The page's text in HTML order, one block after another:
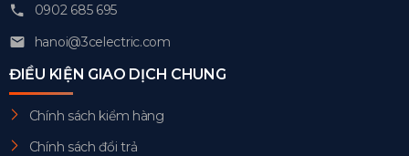
0902 685 695
hanoi@3celectric.com
ĐIỀU KIỆN GIAO DỊCH CHUNG
Chính sách kiểm hàng
Chính sách đổi trả